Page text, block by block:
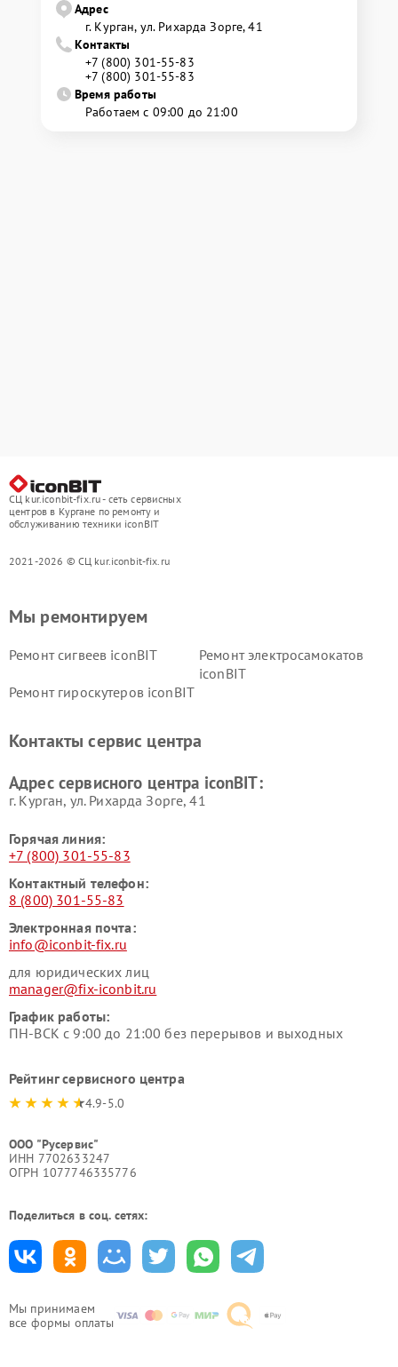
Адрес
г. Курган, ул. Рихарда Зорге, 41
Контакты
+7 (800) 301-55-83
+7 (800) 301-55-83
Время работы
Работаем с 09:00 до 21:00
СЦ kur.iconbit-fix.ru - сеть сервисных
центров в Кургане по ремонту и
обслуживанию техники iconBIT
2021-2026 © СЦ kur.iconbit-fix.ru
Мы принимаем
все формы оплаты
Мы ремонтируем
Ремонт сигвеев iconBIT
Ремонт электросамокатов
iconBIT
Ремонт гироскутеров iconBIT
Контакты сервис центра
Адрес сервисного центра iconBIT:
г. Курган, ул. Рихарда Зорге, 41
Горячая линия:
+7 (800) 301-55-83
Контактный телефон:
8 (800) 301-55-83
Электронная почта:
info@iconbit-fix.ru
для юридических лиц
manager@fix-iconbit.ru
График работы:
ПН-ВСК с 9:00 до 21:00 без перерывов и выходных
Рейтинг сервисного центра
4.9-5.0
ООО "Русервис"
ИНН 7702633247
ОГРН 1077746335776
Поделиться в соц. сетях: